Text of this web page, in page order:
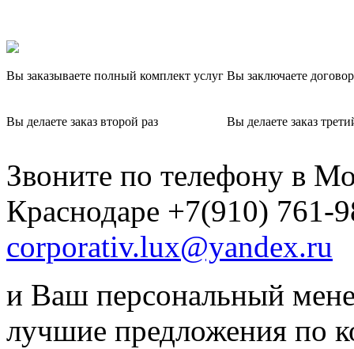
Вы заказываете полный комплект услуг Вы заключаете
Вы делаете заказ второй раз Вы делаете заказ
Звоните по телефону в
Краснодаре +7(910)
corporativ.lux@yandex.ru
и Ваш персональный
лучшие предложения по